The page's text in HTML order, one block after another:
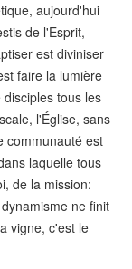
aujourd'hui
de l'Esprit,
est diviniser
faire la lumière
tous les
l'Église, sans
communauté est
laquelle tous
de la mission:
ne finit
vigne, c'est le